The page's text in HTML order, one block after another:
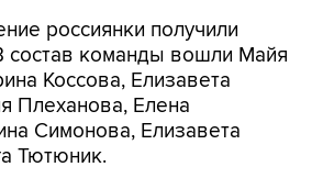
россиянки получили
состав команды вошли Майя
Коссова, Елизавета
Плеханова, Елена
Симонова, Елизавета
Тютюник.